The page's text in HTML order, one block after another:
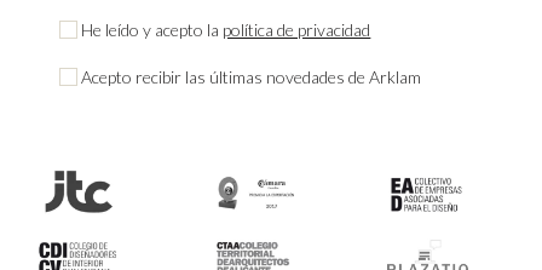
He leído y acepto la política de privacidad
Acepto recibir las últimas novedades de Arklam